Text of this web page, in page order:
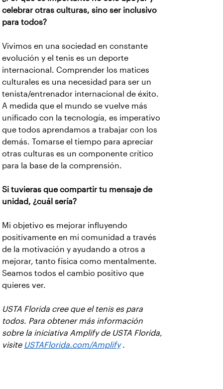
celebrar otras culturas, sino ser inclusivo
para todos?
Vivimos en una sociedad en constante
evolución y el tenis es un deporte
internacional. Comprender los matices
culturales es una necesidad para ser un
tenista/entrenador internacional de éxito.
A medida que el mundo se vuelve más
unificado con la tecnología, es imperativo
que todos aprendamos a trabajar con los
demás. Tomarse el tiempo para apreciar
otras culturas es un componente crítico
para la base de la comprensión.
Si tuvieras que compartir tu mensaje de
unidad, ¿cuál sería?
Mi objetivo es mejorar influyendo
positivamente en mi comunidad a través
de la motivación y ayudando a otros a
mejorar, tanto física como mentalmente.
Seamos todos el cambio positivo que
quieres ver.
USTA Florida cree que el tenis es para
todos. Para obtener más información
sobre la iniciativa Amplify de USTA Florida,
visite USTAFlorida.com/Amplify.